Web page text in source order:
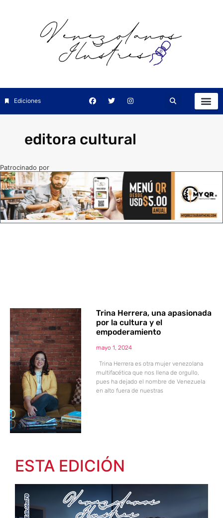
Ediciones
editora cultural
Patrocinado por
Trina Herrera, una apasionada
por la cultura y el
empoderamiento
mayo 1, 2024
Trina Herrera es otra mujer venezolana
multifacética que nos llena de orgullo,
pues ha dejado el nombre de Venezuela
en alto fuera de nuestras
ESTA EDICIÓN